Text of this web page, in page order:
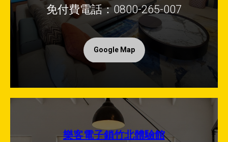
免付費電話：0800-265-007
Google Map
樂客電子鎖竹北體驗館